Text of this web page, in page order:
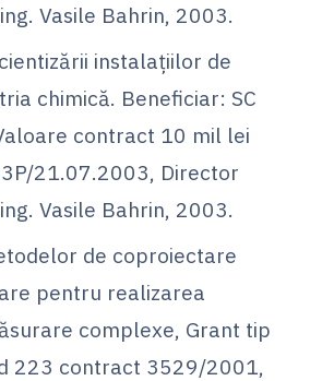
Vasile Bahrin, 2003.
instalaţiilor de
chimică. Beneficiar: SC
contract 10 mil lei
21.07.2003, Director
Vasile Bahrin, 2003.
de coproiectare
pentru realizarea
complexe, Grant tip
223 contract 3529/2001,